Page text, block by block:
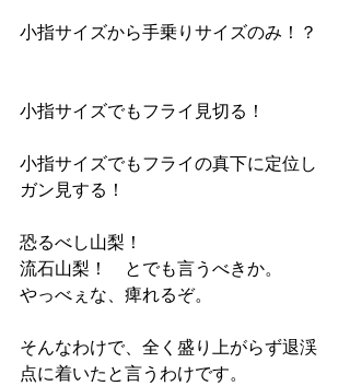
小指サイズから手乗りサイズのみ！？
小指サイズでもフライ見切る！
小指サイズでもフライの真下に定位し
ガン見する！
恐るべし山梨！
流石山梨！　とでも言うべきか。
やっべぇな、痺れるぞ。
そんなわけで、全く盛り上がらず退渓
点に着いたと言うわけです。